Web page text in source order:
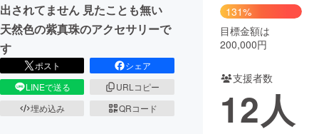
CAMPFIRE for Social Good
CAMPFIRE Creation
コミュニティ
出されてません 見たことも無い
天然色の紫真珠のアクセサリーで
す
ポスト
シェア
LINEで送る
URLコピー
埋め込み
QRコード
131%
目標金額は
200,000円
支援者数
12人